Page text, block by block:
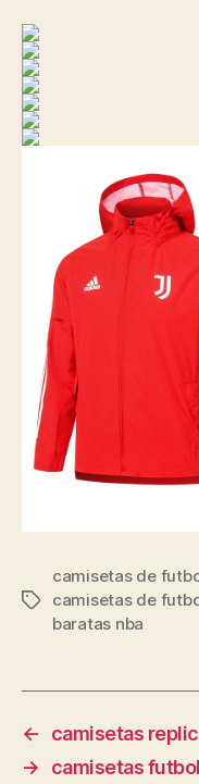
Etiquetas
camisetas de
camisetas de
baratas nba
←
camisetas
→
camisetas